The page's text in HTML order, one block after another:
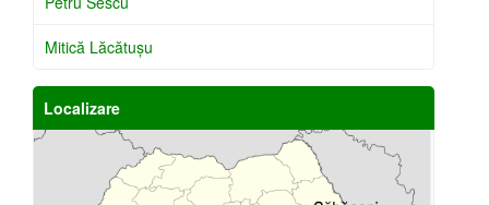
Mitică Lăcătuşu
Localizare